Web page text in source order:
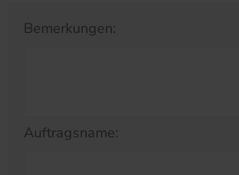
Bemerkungen:
Auftragsname: